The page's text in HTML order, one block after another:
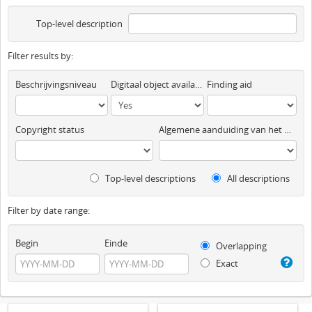
Top-level description
Filter results by:
Beschrijvingsniveau Digitaal object available Finding aid
Copyright status Algemene aanduiding van het materiaal
Top-level descriptions All descriptions
Filter by date range:
Begin Einde
Overlapping
Exact